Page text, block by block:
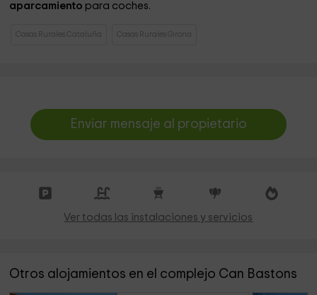
aparcamiento para coches.
Casas Rurales Cataluña Casas Rurales Girona
Enviar mensaje al propietario
Ver todas las instalaciones y servicios
Otros alojamientos en el complejo Can Bastons